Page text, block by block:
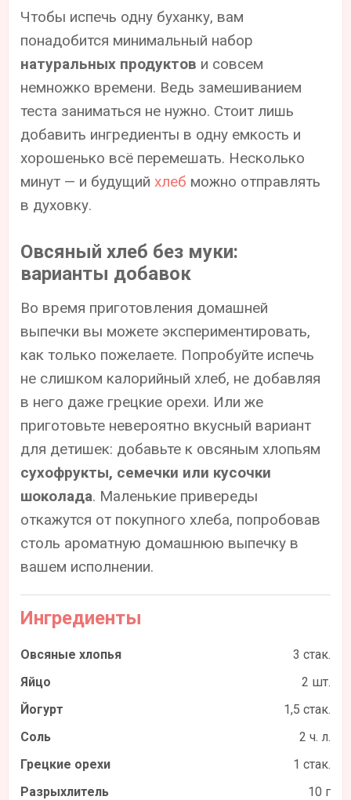
Чтобы испечь одну буханку, вам
понадобится минимальный набор
натуральных продуктов и совсем
немножко времени. Ведь замешиванием
теста заниматься не нужно. Стоит лишь
добавить ингредиенты в одну емкость и
хорошенько всё перемешать. Несколько
минут — и будущийхлеб можно отправлять
в духовку.
Овсяный хлеб без муки:
варианты добавок
Во время приготовления домашней
выпечки вы можете экспериментировать,
как только пожелаете. Попробуйте испечь
не слишком калорийный хлеб, не добавляя
в него даже грецкие орехи. Или же
приготовьте невероятно вкусный вариант
для детишек: добавьте к овсяным хлопьям
сухофрукты, семечки или кусочки
шоколада. Маленькие привереды
откажутся от покупного хлеба, попробовав
столь ароматную домашнюю выпечку в
вашем исполнении.
Ингредиенты
Овсяные хлопья
3 стак.
Яйцо
2 шт.
Йогурт
1,5 стак.
Соль
2 ч. л.
Грецкие орехи
1 стак.
Разрыхлитель
10 г